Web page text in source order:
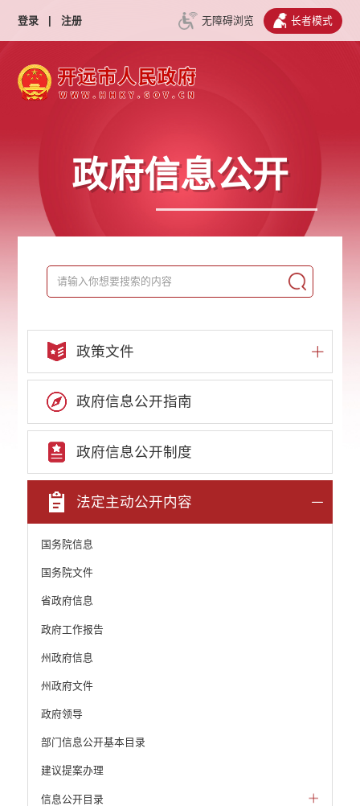
登录 | 注册 无障碍浏览 长者模式
政府信息公开
政策文件
政府信息公开指南
政府信息公开制度
法定主动公开内容
国务院信息
国务院文件
省政府信息
政府工作报告
州政府信息
州政府文件
政府领导
部门信息公开基本目录
建议提案办理
信息公开目录